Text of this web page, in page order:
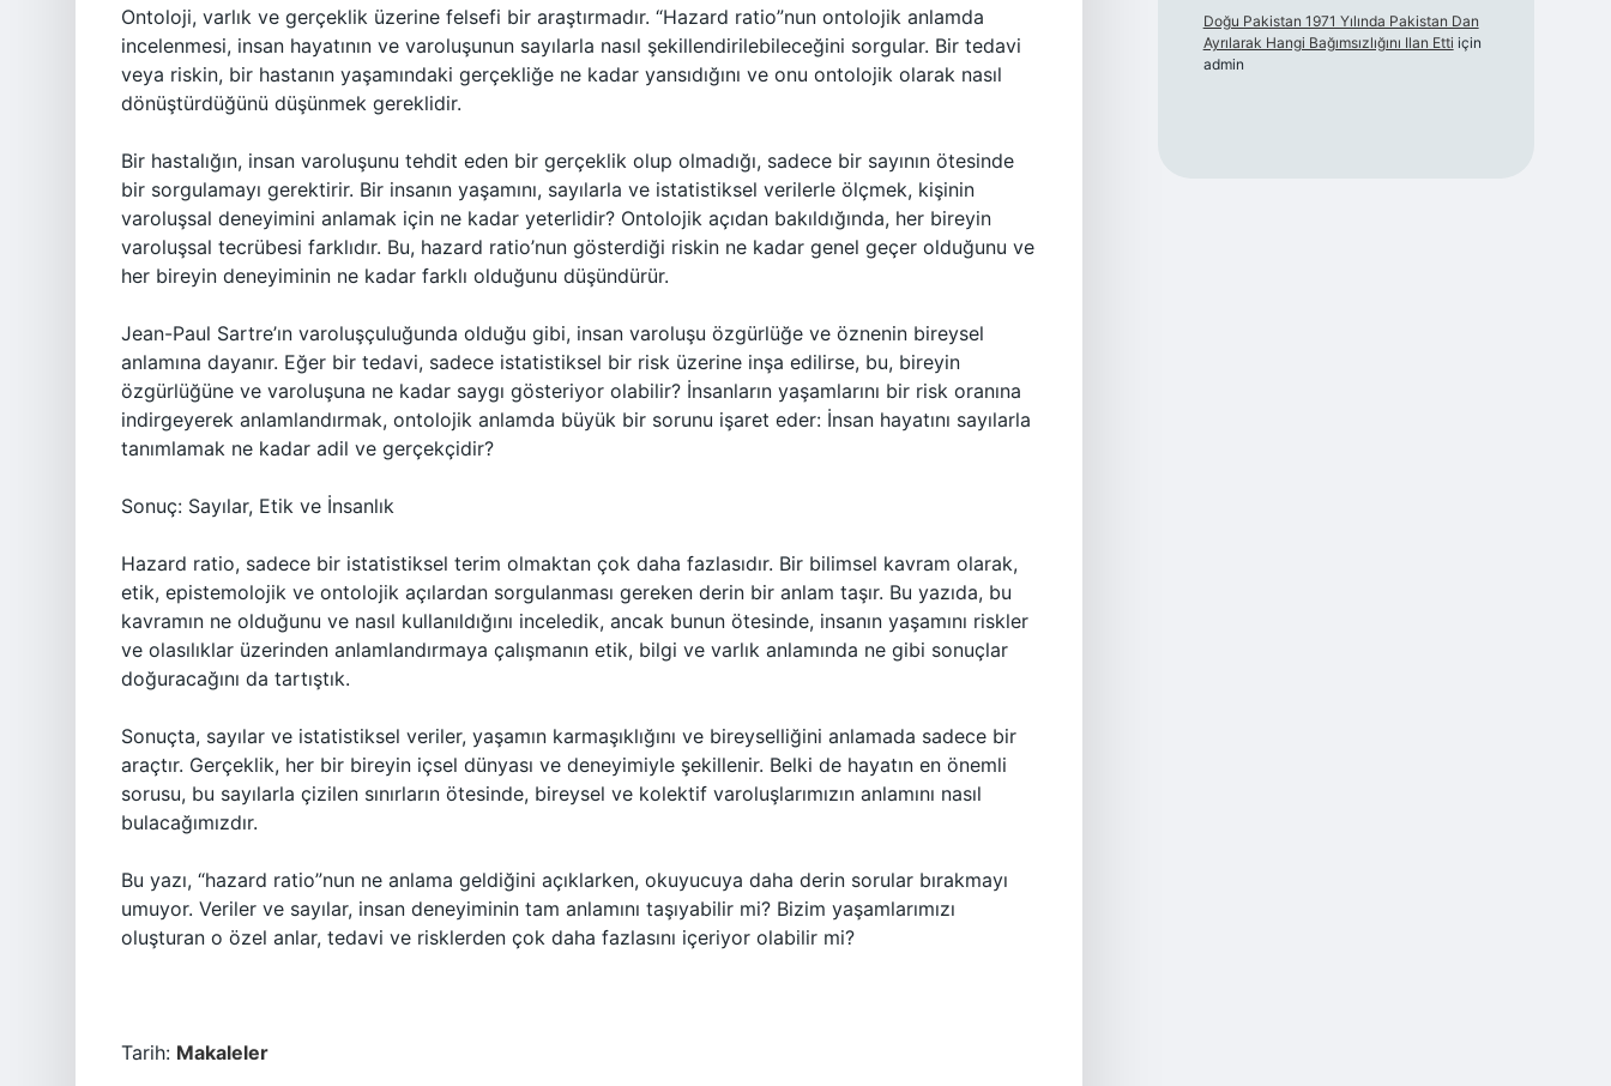
Ontoloji, varlık ve gerçeklik üzerine felsefi bir araştırmadır. “Hazard ratio”nun ontolojik anlamda
incelenmesi, insan hayatının ve varoluşunun sayılarla nasıl şekillendirilebileceğini sorgular. Bir tedavi
veya riskin, bir hastanın yaşamındaki gerçekliğe ne kadar yansıdığını ve onu ontolojik olarak nasıl
dönüştürdüğünü düşünmek gereklidir.
Bir hastalığın, insan varoluşunu tehdit eden bir gerçeklik olup olmadığı, sadece bir sayının ötesinde
bir sorgulamayı gerektirir. Bir insanın yaşamını, sayılarla ve istatistiksel verilerle ölçmek, kişinin
varoluşsal deneyimini anlamak için ne kadar yeterlidir? Ontolojik açıdan bakıldığında, her bireyin
varoluşsal tecrübesi farklıdır. Bu, hazard ratio’nun gösterdiği riskin ne kadar genel geçer olduğunu ve
her bireyin deneyiminin ne kadar farklı olduğunu düşündürür.
Jean-Paul Sartre’ın varoluşçuluğunda olduğu gibi, insan varoluşu özgürlüğe ve öznenin bireysel
anlamına dayanır. Eğer bir tedavi, sadece istatistiksel bir risk üzerine inşa edilirse, bu, bireyin
özgürlüğüne ve varoluşuna ne kadar saygı gösteriyor olabilir? İnsanların yaşamlarını bir risk oranına
indirgeyerek anlamlandırmak, ontolojik anlamda büyük bir sorunu işaret eder: İnsan hayatını sayılarla
tanımlamak ne kadar adil ve gerçekçidir?
Sonuç: Sayılar, Etik ve İnsanlık
Hazard ratio, sadece bir istatistiksel terim olmaktan çok daha fazlasıdır. Bir bilimsel kavram olarak,
etik, epistemolojik ve ontolojik açılardan sorgulanması gereken derin bir anlam taşır. Bu yazıda, bu
kavramın ne olduğunu ve nasıl kullanıldığını inceledik, ancak bunun ötesinde, insanın yaşamını riskler
ve olasılıklar üzerinden anlamlandırmaya çalışmanın etik, bilgi ve varlık anlamında ne gibi sonuçlar
doğuracağını da tartıştık.
Sonuçta, sayılar ve istatistiksel veriler, yaşamın karmaşıklığını ve bireyselliğini anlamada sadece bir
araçtır. Gerçeklik, her bir bireyin içsel dünyası ve deneyimiyle şekillenir. Belki de hayatın en önemli
sorusu, bu sayılarla çizilen sınırların ötesinde, bireysel ve kolektif varoluşlarımızın anlamını nasıl
bulacağımızdır.
Bu yazı, “hazard ratio”nun ne anlama geldiğini açıklarken, okuyucuya daha derin sorular bırakmayı
umuyor. Veriler ve sayılar, insan deneyiminin tam anlamını taşıyabilir mi? Bizim yaşamlarımızı
oluşturan o özel anlar, tedavi ve risklerden çok daha fazlasını içeriyor olabilir mi?
Tarih: Makaleler
Doğu Pakistan 1971 Yılında Pakistan Dan
Ayrılarak Hangi Bağımsızlığını Ilan Etti için
admin